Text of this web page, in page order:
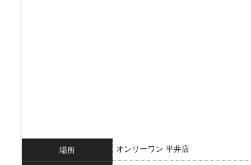
場所 オンリーワン 平井店